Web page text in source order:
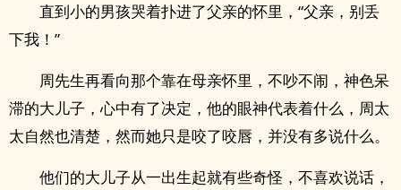
直到小的男孩哭着扑进了父亲的怀里，“父亲，别丢
下我！”
周先生再看向那个靠在母亲怀里，不吵不闹，神色呆
滞的大儿子，心中有了决定，他的眼神代表着什么，周太
太自然也清楚，然而她只是咬了咬唇，并没有多说什么。
他们的大儿子从一出生起就有些奇怪，不喜欢说话，